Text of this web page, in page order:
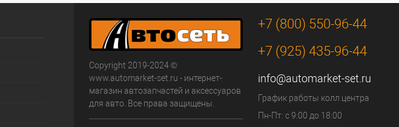
Copyright 2019-2024 ©
www.automarket-set.ru - интернет-
магазин автозапчастей и аксессуаров
для авто. Все права защищены.
+7 (800) 550-96-44
+7 (925) 435-96-44
info@automarket-set.ru
График работы колл центра
Пн-Пт: с 9:00 до 18:00